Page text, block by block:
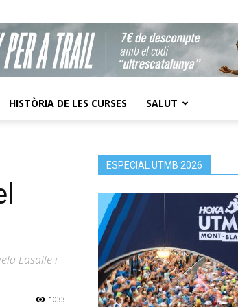
HISTÒRIA DE LES CURSES SALUT
Lasalle i
1033
ESPECIAL UTMB 2026